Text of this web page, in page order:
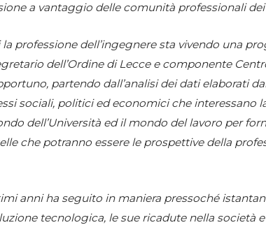
a vantaggio delle comunità professionali dei
professione dell’ingegnere sta vivendo una
dell’Ordine di Lecce e componente
partendo dall’analisi dei dati elaborati
sociali, politici ed economici che interessano
dell’Università ed il mondo del lavoro per
che potranno essere le prospettive della
anni ha seguito in maniera pressoché
tecnologica, le sue ricadute nella società e